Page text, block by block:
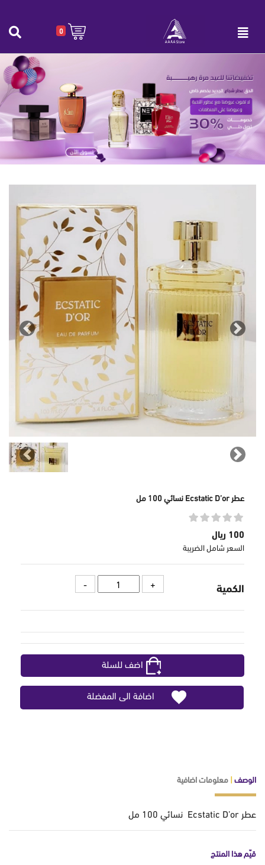
0
عطر Ecstatic D’or نسائي 100 مل
الرئيسية|عطر Ecstatic D’or نسائي 100 مل
Next
Next
عطر Ecstatic D’or نسائي 100 مل
100 ريال
السعر شامل الضريبة
الكمية
اضف للسلة
اضافة الى المفضلة
الوصف|معلومات اضافية
عطر Ecstatic D’or نسائي 100 مل
قيّم هذا المنتج